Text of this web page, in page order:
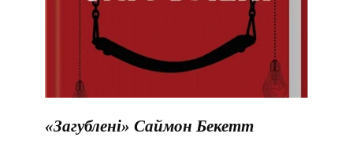
«Загублені» Саймон Бекетт